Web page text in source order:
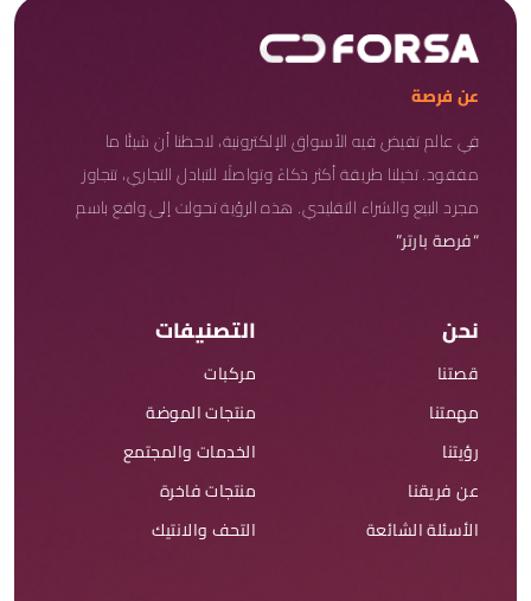
عن فرصة
في عالم تفيض فيه الأسواق الإلكترونية، لاحظنا أن شيئًا ما
مفقود. تخيلنا طريقة أكثر ذكاءً وتواصلًا للتبادل التجاري، تتجاوز
مجرد البيع والشراء التقليدي. هذه الرؤية تحولت إلى واقع باسم
“فرصة بارتر”
نحن
قصتنا
مهمتنا
رؤيتنا
عن فريقنا
الأسئلة الشائعة
التصنيفات
مركبات
منتجات الموضة
الخدمات والمجتمع
منتجات فاخرة
التحف والانتيك